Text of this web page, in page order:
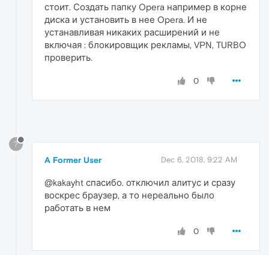
стоит. Создать папку Opera например в корне
диска и установить в нее Opera. И не
устанавливая никаких расширений и не
включая : блокировщик рекламы, VPN, TURBO
проверить.
0
?
A Former User Dec 6, 2018, 9:22 AM
@kakayht спасибо. отключил алитус и сразу
воскрес браузер, а то нереально было
работать в нем
0